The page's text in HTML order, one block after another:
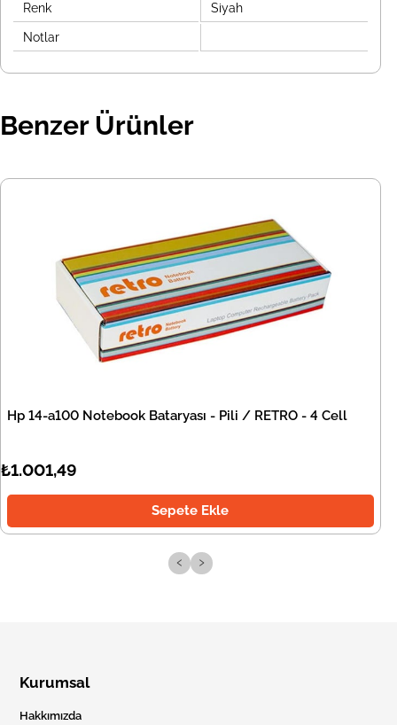
Renk Siyah
Notlar
Benzer Ürünler
Hp 14-a100 Notebook Bataryası - Pili / RETRO - 4 Cell
₺1.001,49
Sepete Ekle
‹ ›
Kurumsal
Hakkımızda